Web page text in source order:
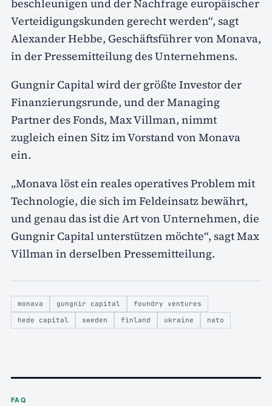
beschleunigen und der Nachfrage europäischer
Verteidigungskunden gerecht werden“, sagt
Alexander Hebbe, Geschäftsführer von Monava,
in der Pressemitteilung des Unternehmens.
Gungnir Capital wird der größte Investor der
Finanzierungsrunde, und der Managing
Partner des Fonds, Max Villman, nimmt
zugleich einen Sitz im Vorstand von Monava
ein.
„Monava löst ein reales operatives Problem mit
Technologie, die sich im Feldeinsatz bewährt,
und genau das ist die Art von Unternehmen, die
Gungnir Capital unterstützen möchte“, sagt Max
Villman in derselben Pressemitteilung.
monava gungnir capital
foundry ventures
hede capital
sweden finland ukraine nato
FAQ